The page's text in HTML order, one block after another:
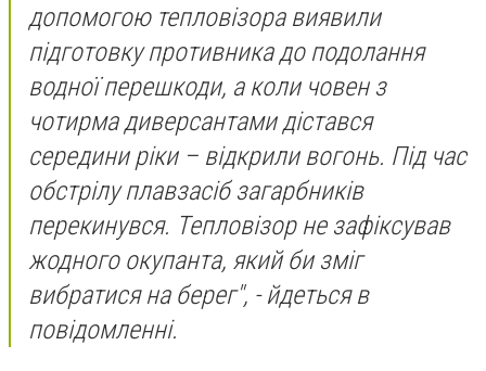
допомогою тепловізора виявили
підготовку противника до подолання
водної перешкоди, а коли човен з
чотирма диверсантами дістався
середини ріки – відкрили вогонь. Під час
обстрілу плавзасіб загарбників
перекинувся. Тепловізор не зафіксував
жодного окупанта, який би зміг
вибратися на берег", - йдеться в
повідомленні.